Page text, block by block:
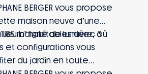
BERGER vous propose
maison neuve d’une
m² habitables avec 3
lieu baigné de lumière, où
et configurations vous
du jardin en toute